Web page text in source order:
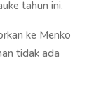
tahun ini.
ke Menko
tidak ada